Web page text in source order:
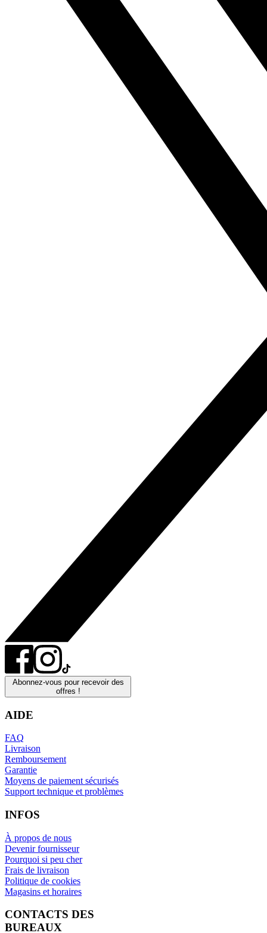
Abonnez-vous pour recevoir des
offres !
AIDE
FAQ
Livraison
Remboursement
Garantie
Moyens de paiement sécurisés
Support technique et problèmes
INFOS
À propos de nous
Devenir fournisseur
Pourquoi si peu cher
Frais de livraison
Politique de cookies
Magasins et horaires
CONTACTS DES
BUREAUX